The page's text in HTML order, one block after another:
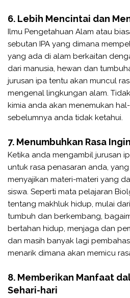
6. Lebih Mencintai dan
Ilmu Pengetahuan Alam atau
sebutan IPA yang dimana
yang ada di alam berkaitan
dari manusia, hewan dan
jurusan ipa tentu akan muncul
mengenal lingkungan alam.
kimia anda akan menemukan
sebelumnya anda tidak ketahui.
7. Menumbuhkan Rasa
Ketika anda mengambil jurusan
untuk rasa penasaran anda,
menyajikan materi-materi yang
siswa. Seperti mata pelajaran
tentang makhluk hidup, mulai
tumbuh dan berkembang,
bertahan hidup, menjaga dan
dan masih banyak lagi
menarik dimana akan memicu
8. Memberikan Manfaat
Sehari-hari